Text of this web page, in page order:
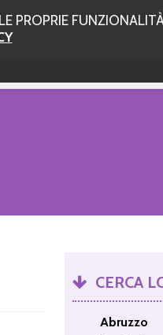
PROPRIE
CERCA
Abruzzo